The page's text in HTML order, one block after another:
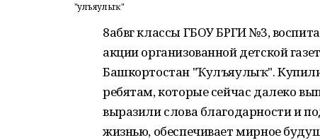
"Ҡулъяулыҡ"
8абвг классы ГБОУ БРГИ №3,
акции организованной детской
Башкортостан "Ҡулъяулыҡ".
ребятам, которые сейчас далеко
выразили слова благодарности и
жизнью, обеспечивает мирное